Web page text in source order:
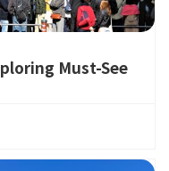
Must-See